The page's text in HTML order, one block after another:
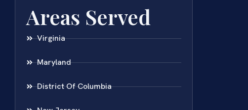
Areas Served
Virginia
Maryland
District Of Columbia